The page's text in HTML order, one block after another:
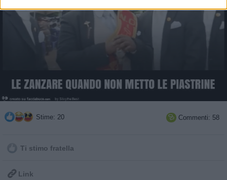
Stime: 20  Commenti: 58
Ti stimo fratella
 Link